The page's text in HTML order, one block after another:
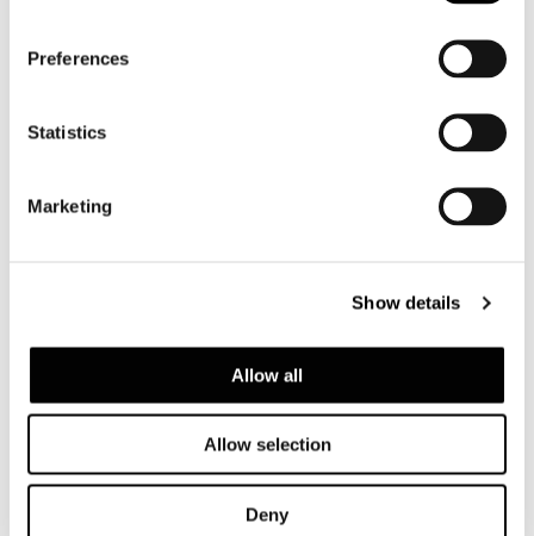
Preferences
Statistics
Marketing
Show details
Allow all
Allow selection
Deny